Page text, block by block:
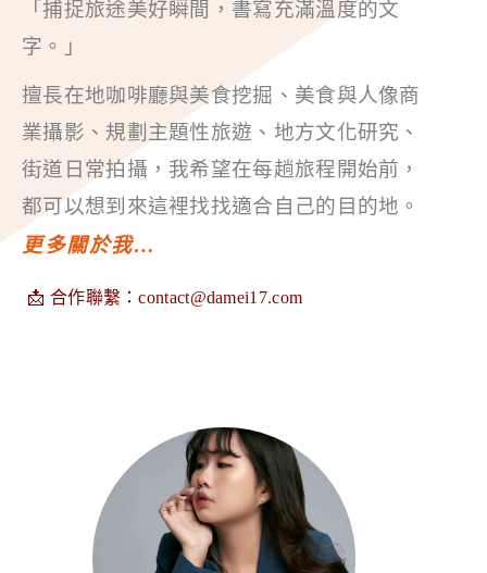
「捕捉旅途美好瞬間，書寫充滿溫度的文
字。」
擅長在地咖啡廳與美食挖掘、美食與人像商
業攝影、規劃主題性旅遊、地方文化研究、
街道日常拍攝，我希望在每趟旅程開始前，
都可以想到來這裡找找適合自己的目的地。
更多關於我…
📩 合作聯繫：contact@damei17.com